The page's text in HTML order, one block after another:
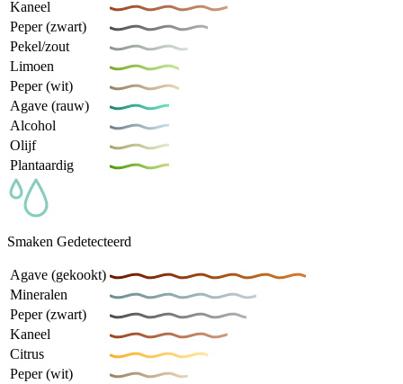
Kaneel
Peper (zwart)
Pekel/zout
Limoen
Peper (wit)
Agave (rauw)
Alcohol
Olijf
Plantaardig
Smaken Gedetecteerd
Agave (gekookt)
Mineralen
Peper (zwart)
Kaneel
Citrus
Peper (wit)